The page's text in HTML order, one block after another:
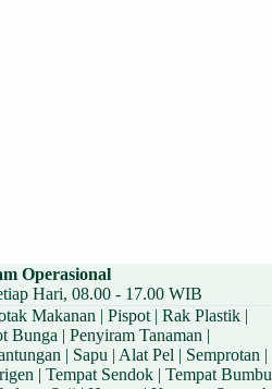
Operasional
Hari, 08.00 - 17.00 WIB
Makanan | Pispot| Rak Plastik|
Bunga | Penyiram Tanaman |
| Sapu | Alat Pel | Semprotan |
| Tempat Sendok| Tempat Bumbu